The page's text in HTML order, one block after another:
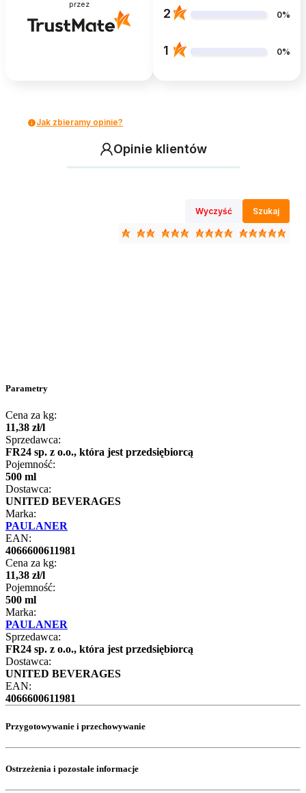
przez
2 0%
1 0%
Jak zbieramy opinie?
Opinie klientów
Wyczyść Szukaj
Parametry
Cena za kg:
11,38 zł/l
Sprzedawca:
FR24 sp. z o.o., która jest przedsiębiorcą
Pojemność:
500 ml
Dostawca:
UNITED BEVERAGES
Marka:
PAULANER
EAN:
4066600611981
Cena za kg:
11,38 zł/l
Pojemność:
500 ml
Marka:
PAULANER
Sprzedawca:
FR24 sp. z o.o., która jest przedsiębiorcą
Dostawca:
UNITED BEVERAGES
EAN:
4066600611981
Przygotowywanie i przechowywanie
Ostrzeżenia i pozostałe informacje